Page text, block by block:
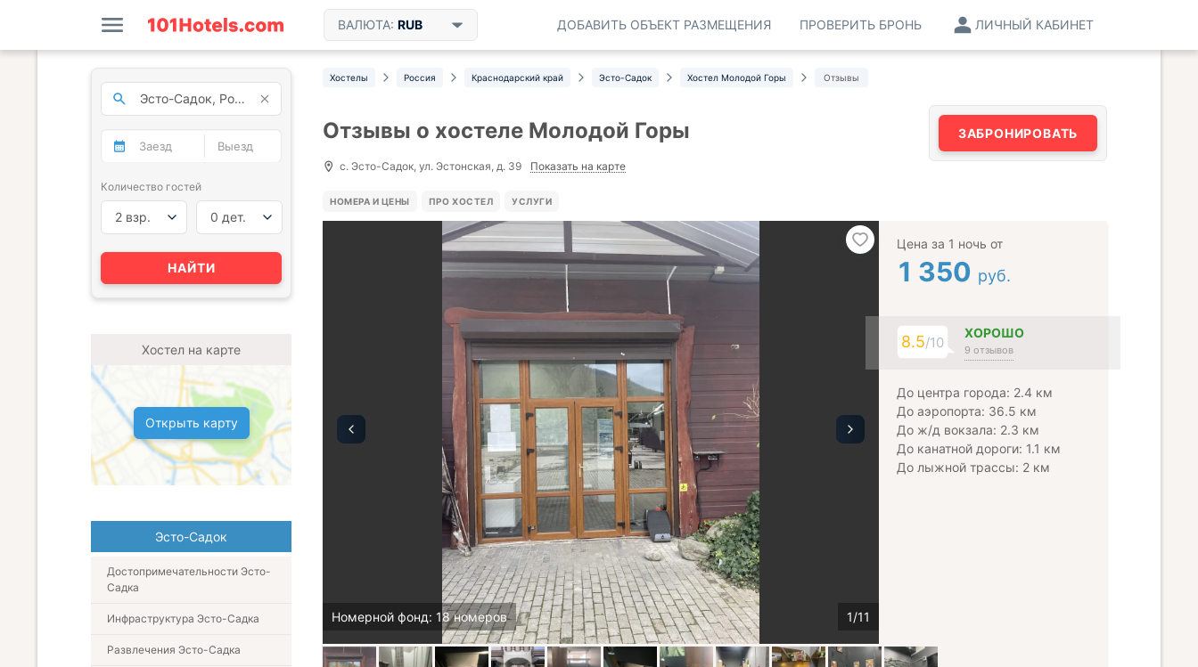
ВАЛЮТА: RUB ЛИЧНЫЙ КАБИНЕТ
ПРОВЕРИТЬ БРОНЬ
ДОБАВИТЬ ОБЪЕКТ РАЗМЕЩЕНИЯ
Хостелы Россия Краснодарский край Эсто-Садок Хостел Молодой Горы Отзывы
Отзывы о хостеле Молодой Горы
с. Эсто-Садок, ул. Эстонская, д. 39 Показать на карте
ЗАБРОНИРОВАТЬ
НОМЕРА И ЦЕНЫ ПРО ХОСТЕЛ УСЛУГИ
Номерной фонд: 18 номеров
Цена за 1 ночь от
1 350 руб.
8.5/10
ХОРОШО
9 отзывов
До центра города: 2.4 км
До аэропорта: 36.5 км
До ж/д вокзала: 2.3 км
До канатной дороги: 1.1 км
До лыжной трассы: 2 км
Количество гостей
2 взр. 0 дет.
НАЙТИ
Хостел на карте
Открыть карту
Эсто-Садок
Достопримечательности Эсто-
Садка
Инфраструктура Эсто-Садка
Развлечения Эсто-Садка